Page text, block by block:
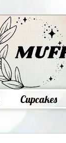
Cupcakes